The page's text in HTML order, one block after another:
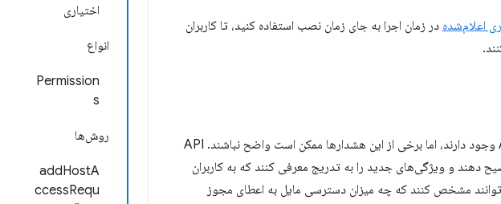
اختیاری
انواع
Permission
s
روش‌ها
addHostA
ccessRequ
اعلام‌شده در زمان اجرا به جای زمان نصب استفاده کنید، تا کاربران
هشدارهای مجوز برای توصیف قابلیت‌های اعطا شده توسط یک API وجود دارند، اما برخی از این هشدارها ممکن است واضح نباشند. API
دهند و ویژگی‌های جدید را به تدریج معرفی کنند که به کاربران
مشخص کنند که چه میزان دسترسی مایل به اعطای مجوز